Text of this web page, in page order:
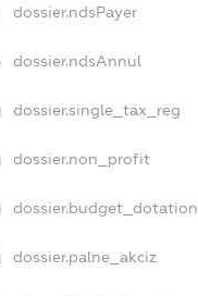
dossier.ndsPayer
dossier.ndsAnnul
dossier.single_tax_reg
dossier.non_profit
dossier.budget_dotation
dossier.palne_akciz